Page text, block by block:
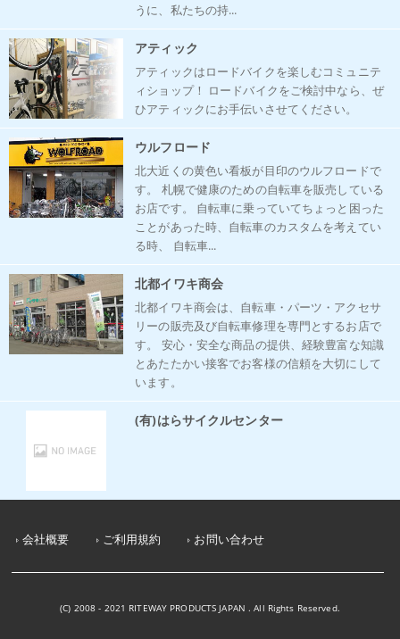
うに、私たちの持...
アティック
アティックはロードバイクを楽しむコミュニテ
ィショップ！ ロードバイクをご検討中なら、ぜ
ひアティックにお手伝いさせてください。
ウルフロード
北大近くの黄色い看板が目印のウルフロードで
す。 札幌で健康のための自転車を販売している
お店です。 自転車に乗っていてちょっと困った
ことがあった時、自転車のカスタムを考えてい
る時、 自転車...
北都イワキ商会
北都イワキ商会は、自転車・パーツ・アクセサ
リーの販売及び自転車修理を専門とするお店で
す。 安心・安全な商品の提供、経験豊富な知識
とあたたかい接客でお客様の信頼を大切にして
います。
(有)はらサイクルセンター
会社概要 ご利用規約 お問い合わせ
(C) 2008 - 2021 RITEWAY PRODUCTS JAPAN . All Rights Reserved.